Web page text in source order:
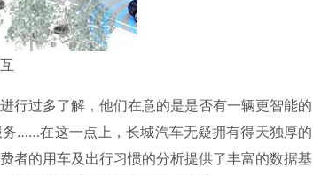
行过多了解，他们在意的是是否有一辆更智能的
……在这一点上，长城汽车无疑拥有得天独厚的
者的用车及出行习惯的分析提供了丰富的数据基